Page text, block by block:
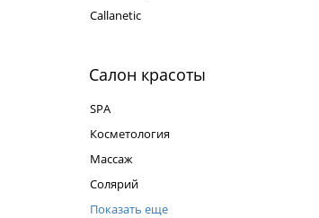
Callanetic
Салон красоты
SPA
Косметология
Массаж
Солярий
Показать еще